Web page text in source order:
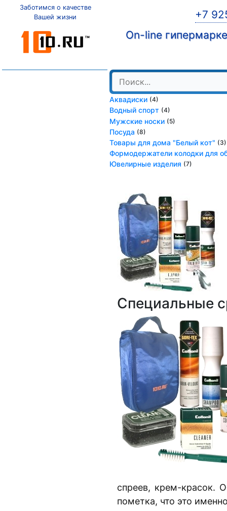
Заботимся о качестве
Вашей жизни
+7
On-line
Аквадиски (4)
Водный спорт (4)
Мужские носки (5)
Посуда (8)
Товары для дома "Белый кот" (3)
Формодержатели колодки для
Ювелирные изделия (7)
Специальные
спреев, крем-красок.
пометка, что это